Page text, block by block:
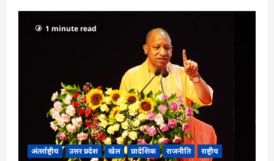
g
1 minute read
अंतर्राष्ट्रीय उत्तर प्रदेश खेल प्रादेशिक राजनीति
राष्ट्रीय